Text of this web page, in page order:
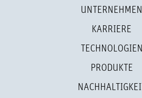
UNTERNEHMEN
KARRIERE
TECHNOLOGIEN
PRODUKTE
NACHHALTIGKEIT